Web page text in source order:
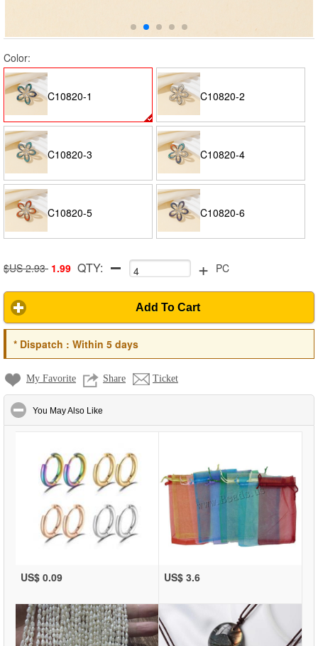
Color:
C10820-1 C10820-2
C10820-3 C10820-4
C10820-5 C10820-6
$US 2.93 1.99 QTY: + PC
Add To Cart
*Dispatch : Within 5 days
My Favorite Share Ticket
You May Also Like
US$ 0.09 US$ 3.6